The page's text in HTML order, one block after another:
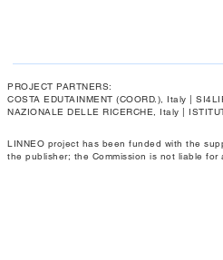
PROJECT PARTNERS:
COSTA EDUTAINMENT (COORD.), Italy |
NAZIONALE DELLE RICERCHE, Italy |
LINNEO project has been funded with the
the publisher; the Commission is not liable